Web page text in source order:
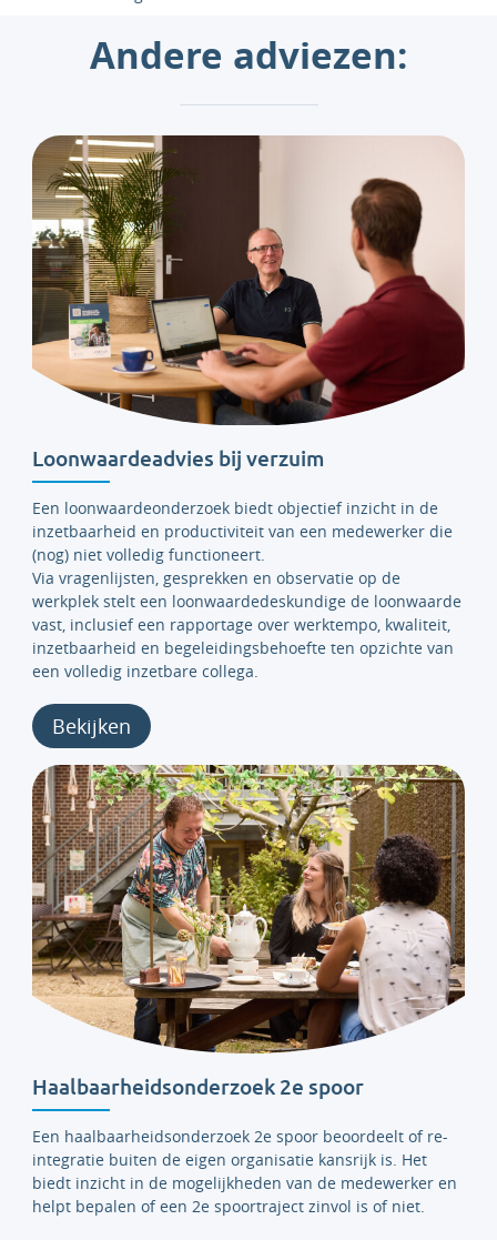
Andere adviezen:
Loonwaardeadvies bij verzuim
Een loonwaardeonderzoek biedt objectief inzicht in de
inzetbaarheid en productiviteit van een medewerker die
(nog) niet volledig functioneert.
Via vragenlijsten, gesprekken en observatie op de
werkplek stelt een loonwaardedeskundige de loonwaarde
vast, inclusief een rapportage over werktempo, kwaliteit,
inzetbaarheid en begeleidingsbehoefte ten opzichte van
een volledig inzetbare collega.
Bekijken
Haalbaarheidsonderzoek 2e spoor
Een haalbaarheidsonderzoek 2e spoor beoordeelt of re-
integratie buiten de eigen organisatie kansrijk is. Het
biedt inzicht in de mogelijkheden van de medewerker en
helpt bepalen of een 2e spoortraject zinvol is of niet.